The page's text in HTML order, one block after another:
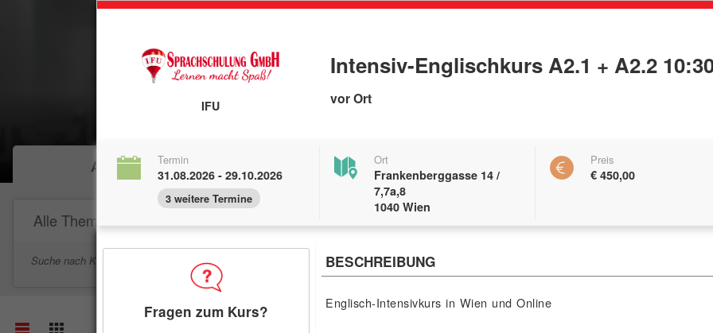
Angebote Veranstalter
Alle Themen
Suche nach Kategorien Suche in Titel und Beschreibung
IFU
Intensiv-Englischkurs A2.1 + A2.2
vor Ort
Termin
31.08.2026 - 29.10.2026
3 weitere Termine
Ort
Frankenberggasse 14 /
7,7a,8
1040 Wien
Preis
€ 450,00
Fragen zum Kurs?
BESCHREIBUNG
Englisch-Intensivkurs in Wien und Online